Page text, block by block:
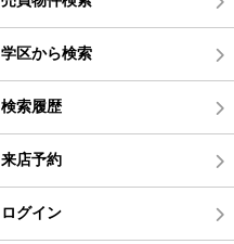
学区から検索
検索履歴
来店予約
ログイン